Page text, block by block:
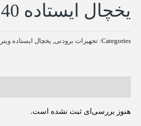
یخچال ایستاده 140 سانتی
Categories: تجهیزات برودتی یخچال ایستاده
هنوز بررسی‌ای ثبت نشده است.